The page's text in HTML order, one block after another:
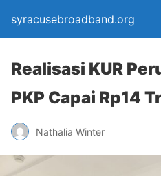
syracusebroadband.org
Realisasi KUR
PKP Capai Rp14
Nathalia Winter